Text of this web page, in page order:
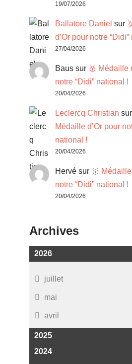
19/07/2026
Ballatore Daniel sur
d’Or pour notre
27/04/2026
Baus sur 🥇 Médaille
notre “Didi” national !
20/04/2026
Leclercq Christian sur
Médaille d’Or pour
national !
20/04/2026
Hervé sur 🥇
notre “Didi” national !
20/04/2026
Archives
2026
juillet
mai
avril
2025
2024